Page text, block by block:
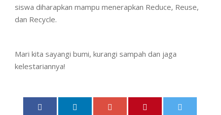
siswa diharapkan mampu menerapkan Reduce, Reuse,
dan Recycle.
Mari kita sayangi bumi, kurangi sampah dan jaga
kelestariannya!